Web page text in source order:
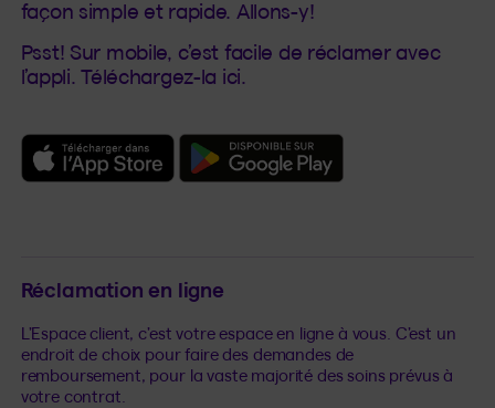
façon simple et rapide. Allons-y!
Psst! Sur mobile, c’est facile de réclamer avec
l’appli. Téléchargez-la ici.
Application mobile disponible sur
Application
Réclamation en ligne
L’Espace client, c’est votre espace en ligne à vous. C’est un
endroit de choix pour faire des demandes de
remboursement, pour la vaste majorité des soins prévus à
votre contrat.